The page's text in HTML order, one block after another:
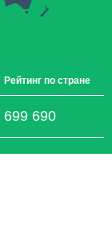
Рейтинг по стране
699 690